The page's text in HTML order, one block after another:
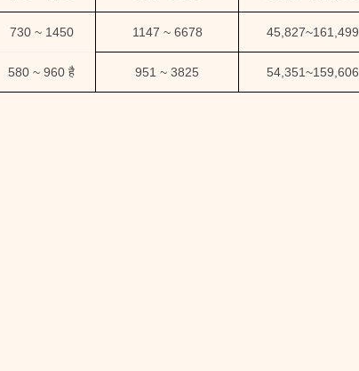
730 ~ 1450 1147 ~ 6678 45,827~161,499
580 ~ 960 है 951 ~ 3825 54,351~159,606